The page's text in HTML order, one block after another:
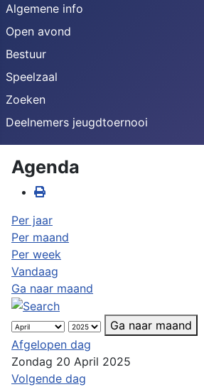
Algemene info
Open avond
Bestuur
Speelzaal
Zoeken
Deelnemers jeugdtoernooi
Agenda
Per jaar
Per maand
Per week
Vandaag
Ga naar maand
Ga naar maand
Afgelopen dag
Zondag 20 April 2025
Volgende dag